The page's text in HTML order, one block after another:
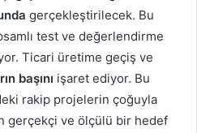
gerçekleştirilecek. Bu
test ve değerlendirme
Ticari üretime geçiş ve
başını işaret ediyor. Bu
rakip projelerin çoğuyla
gerçekçi ve ölçülü bir hedef